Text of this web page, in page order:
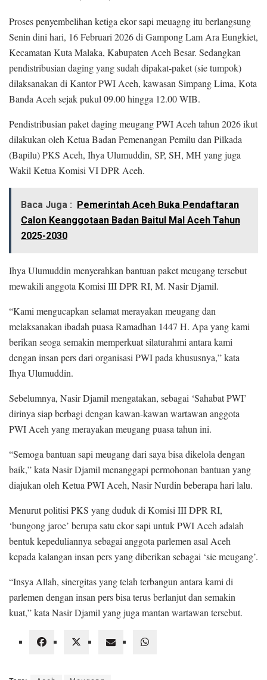
Proses penyembelihan ketiga ekor sapi meuagng itu berlangsung
Senin dini hari, 16 Februari 2026 di Gampong Lam Ara Eungkiet,
Kecamatan Kuta Malaka, Kabupaten Aceh Besar. Sedangkan
pendistribusian daging yang sudah dipakat-paket (sie tumpok)
dilaksanakan di Kantor PWI Aceh, kawasan Simpang Lima, Kota
Banda Aceh sejak pukul 09.00 hingga 12.00 WIB.
Pendistribusian paket daging meugang PWI Aceh tahun 2026 ikut
dilakukan oleh Ketua Badan Pemenangan Pemilu dan Pilkada
(Bapilu) PKS Aceh, Ihya Ulumuddin, SP, SH, MH yang juga
Wakil Ketua Komisi VI DPR Aceh.
Baca Juga : Pemerintah Aceh Buka Pendaftaran
Calon Keanggotaan Badan Baitul Mal Aceh Tahun
2025-2030
Ihya Ulumuddin menyerahkan bantuan paket meugang tersebut
mewakili anggota Komisi III DPR RI, M. Nasir Djamil.
“Kami mengucapkan selamat merayakan meugang dan
melaksanakan ibadah puasa Ramadhan 1447 H. Apa yang kami
berikan seoga semakin memperkuat silaturahmi antara kami
dengan insan pers dari organisasi PWI pada khususnya,” kata
Ihya Ulumuddin.
Sebelumnya, Nasir Djamil mengatakan, sebagai ‘Sahabat PWI’
dirinya siap berbagi dengan kawan-kawan wartawan anggota
PWI Aceh yang merayakan meugang puasa tahun ini.
“Semoga bantuan sapi meugang dari saya bisa dikelola dengan
baik,” kata Nasir Djamil menanggapi permohonan bantuan yang
diajukan oleh Ketua PWI Aceh, Nasir Nurdin beberapa hari lalu.
Menurut politisi PKS yang duduk di Komisi III DPR RI,
‘bungong jaroe’ berupa satu ekor sapi untuk PWI Aceh adalah
bentuk kepeduliannya sebagai anggota parlemen asal Aceh
kepada kalangan insan pers yang diberikan sebagai ‘sie meugang’.
“Insya Allah, sinergitas yang telah terbangun antara kami di
parlemen dengan insan pers bisa terus berlanjut dan semakin
kuat,” kata Nasir Djamil yang juga mantan wartawan tersebut.